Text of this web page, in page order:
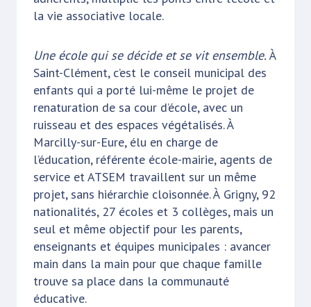
la vie associative locale.
Une école qui se décide et se vit ensemble. À
Saint-Clément, c’est le conseil municipal des
enfants qui a porté lui-même le projet de
renaturation de sa cour d’école, avec un
ruisseau et des espaces végétalisés. À
Marcilly-sur-Eure, élu en charge de
l’éducation, référente école-mairie, agents de
service et ATSEM travaillent sur un même
projet, sans hiérarchie cloisonnée. À Grigny, 92
nationalités, 27 écoles et 3 collèges, mais un
seul et même objectif pour les parents,
enseignants et équipes municipales : avancer
main dans la main pour que chaque famille
trouve sa place dans la communauté
éducative.